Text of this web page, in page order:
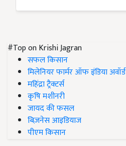
#Top on Krishi Jagran
सफल किसान
मिलेनियर फार्मर ऑफ इंडिया अवॉर्ड
महिंद्रा ट्रैक्टर्स
कृषि मशीनरी
जायद की फसल
बिज़नेस आइडियाज
पीएम किसान